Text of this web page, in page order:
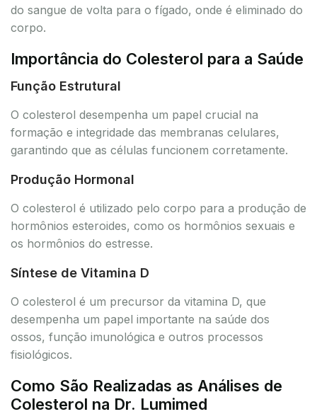
do sangue de volta para o fígado, onde é eliminado do
corpo.
Importância do Colesterol para a Saúde
Função Estrutural
O colesterol desempenha um papel crucial na
formação e integridade das membranas celulares,
garantindo que as células funcionem corretamente.
Produção Hormonal
O colesterol é utilizado pelo corpo para a produção de
hormônios esteroides, como os hormônios sexuais e
os hormônios do estresse.
Síntese de Vitamina D
O colesterol é um precursor da vitamina D, que
desempenha um papel importante na saúde dos
ossos, função imunológica e outros processos
fisiológicos.
Como São Realizadas as Análises de
Colesterol na Dr. Lumimed